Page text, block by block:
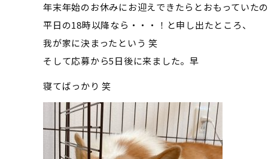
年末年始のお休みにお迎えできたらとおもっていた
平日の18時以降なら・・・！と申し出たところ、
我が家に決まったという 笑
そして応募から5日後に来ました。早
寝てばっかり 笑